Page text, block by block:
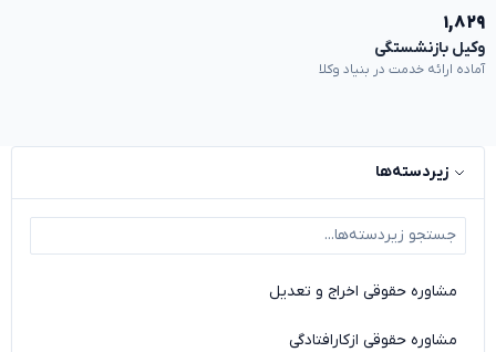
۱,۸۲۹
وکیل بازنشستگی
آماده ارائه خدمت در بنیاد وکلا
زیردسته‌ها
مشاوره حقوقی اخراج و تعدیل
مشاوره حقوقی ازکارافتادگی